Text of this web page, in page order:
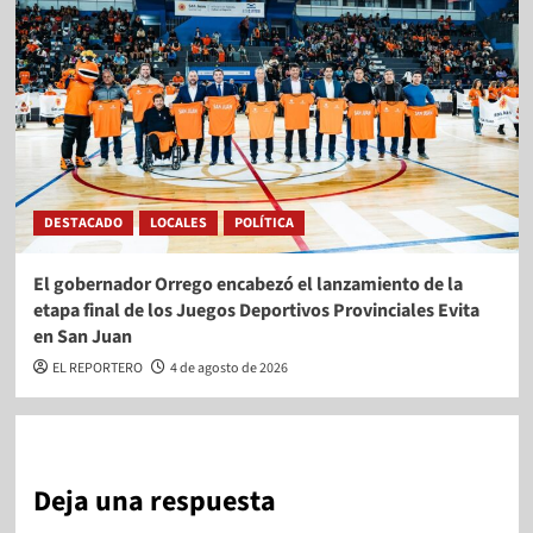
DESTACADO LOCALES POLÍTICA
El gobernador Orrego encabezó el lanzamiento de la
etapa final de los Juegos Deportivos Provinciales Evita
en San Juan
EL REPORTERO 4 de agosto de 2026
Deja una respuesta